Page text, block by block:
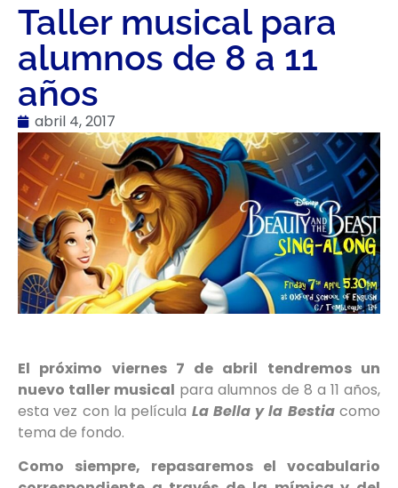
Taller musical para
alumnos de 8 a 11
años
abril 4, 2017
El próximo viernes 7 de abril tendremos un
nuevo taller musical para alumnos de 8 a 11 años,
esta vez con la película La Bella y la Bestiacomo
tema de fondo.
Como siempre, repasaremos el vocabulario